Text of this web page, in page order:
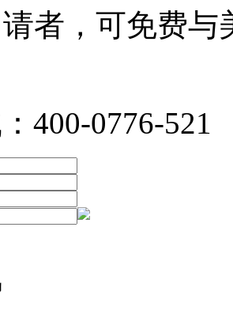
者，可免费与
400-0776-521